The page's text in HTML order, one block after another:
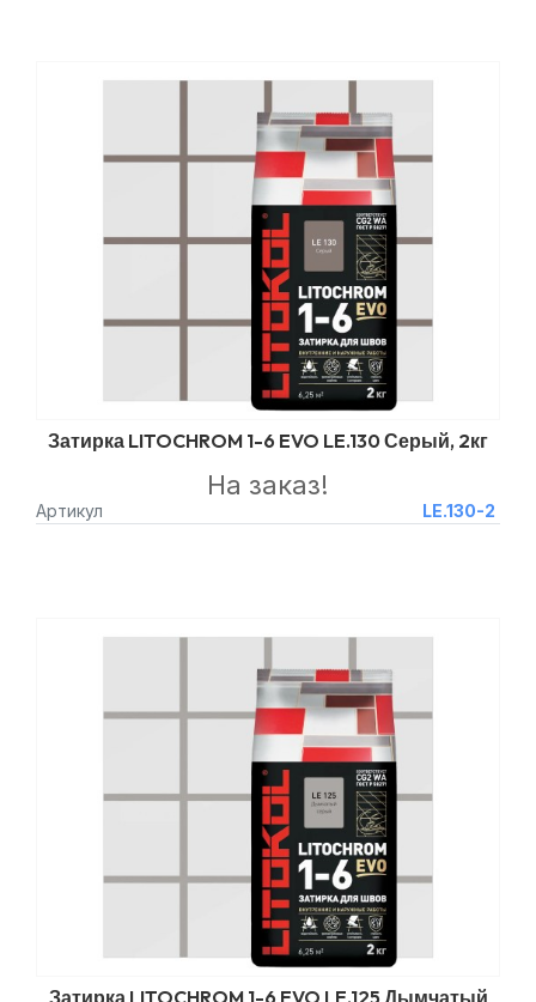
Затирка LITOCHROM 1-6 EVO LE.130 Серый, 2кг
Артикул LE.130-2
На заказ!
Затирка LITOCHROM 1-6 EVO LE.125 Дымчатый